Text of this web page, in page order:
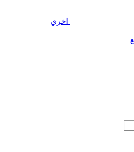
اخري